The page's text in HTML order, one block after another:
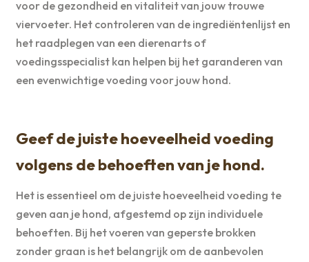
voor de gezondheid en vitaliteit van jouw trouwe
viervoeter. Het controleren van de ingrediëntenlijst en
het raadplegen van een dierenarts of
voedingsspecialist kan helpen bij het garanderen van
een evenwichtige voeding voor jouw hond.
Geef de juiste hoeveelheid voeding
volgens de behoeften van je hond.
Het is essentieel om de juiste hoeveelheid voeding te
geven aan je hond, afgestemd op zijn individuele
behoeften. Bij het voeren van geperste brokken
zonder graan is het belangrijk om de aanbevolen